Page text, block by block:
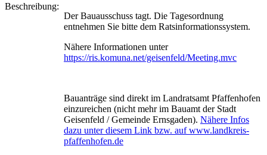
Beschreibung:
Der Bauausschuss tagt. Die Tagesordnung
entnehmen Sie bitte dem Ratsinformationssystem.
Nähere Informationen unter
https://ris.komuna.net/geisenfeld/Meeting.mvc
Bauanträge sind direkt im Landratsamt Pfaffenhofen
einzureichen (nicht mehr im Bauamt der Stadt
Geisenfeld / Gemeinde Ernsgaden). Nähere Infos
dazu unter diesem Link bzw. auf www.landkreis-
pfaffenhofen.de